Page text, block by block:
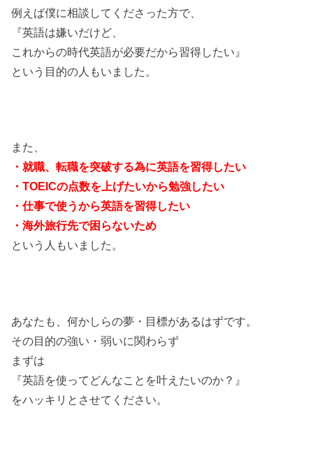
例えば僕に相談してくださった方で、
『英語は嫌いだけど、
これからの時代英語が必要だから習得したい』
という目的の人もいました。
また、
・就職、転職を突破する為に英語を習得したい
・TOEICの点数を上げたいから勉強したい
・仕事で使うから英語を習得したい
・海外旅行先で困らないため
という人 もいました。
あなたも、何かしらの夢・目標があるはずです。
その目的の強い・弱いに関わらず
まずは
『英語を使ってどんなことを叶えたいのか？』
をハッキリとさせてください。